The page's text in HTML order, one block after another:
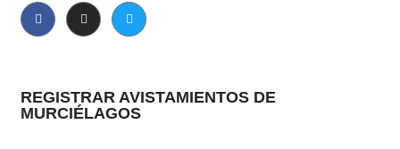
REGISTRAR AVISTAMIENTOS DE
MURCIÉLAGOS